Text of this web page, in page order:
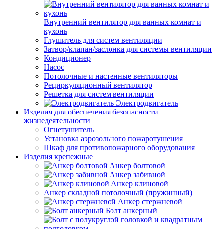
Внутренний вентилятор для ванных комнат и
кухонь
Глушитель для систем вентиляции
Затвор/клапан/заслонка для системы вентиляции
Кондиционер
Насос
Потолочные и настенные вентиляторы
Рециркуляционный вентилятор
Решетка для систем вентиляции
Электродвигатель
Изделия для обеспечения безопасности
жизнедеятельности
Огнетушитель
Установка аэрозольного пожаротушения
Шкаф для противопожарного оборудования
Изделия крепежные
Анкер болтовой
Анкер забивной
Анкер клиновой
Анкер складной потолочный (пружинный)
Анкер стержневой
Болт анкерный